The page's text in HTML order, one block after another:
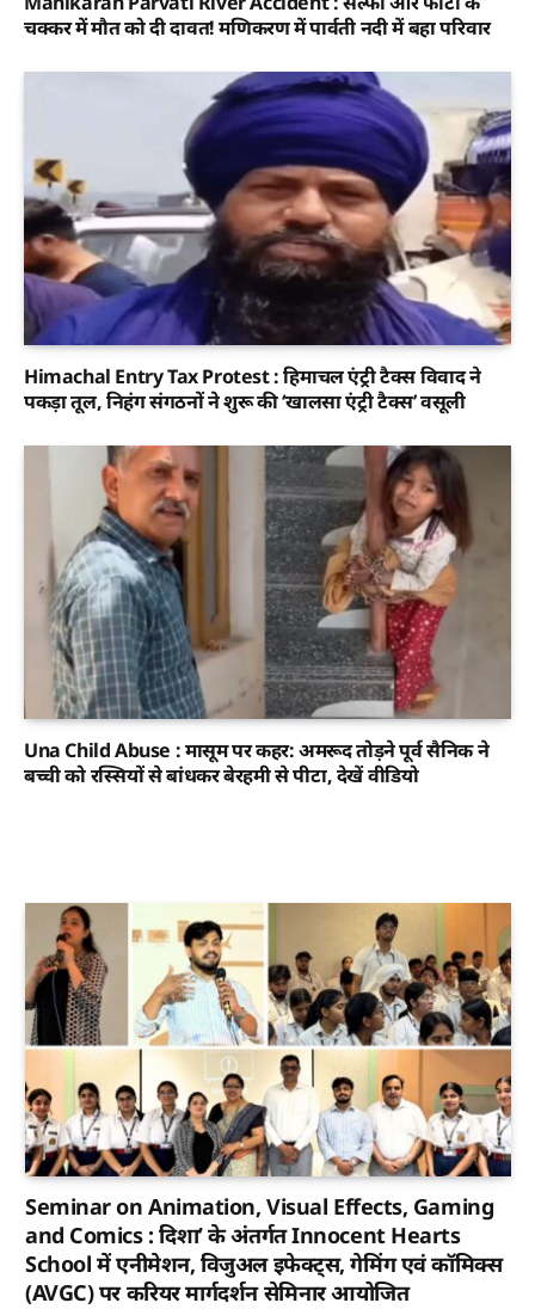
चक्कर में मौत को दी दावत! मणिकरण में पार्वती नदी में बहा परिवार
Himachal Entry Tax Protest : हिमाचल एंट्री टैक्स विवाद ने
पकड़ा तूल, निहंग संगठनों ने शुरू की ‘खालसा एंट्री टैक्स’ वसूली
Una Child Abuse : मासूम पर कहर: अमरूद तोड़ने पूर्व सैनिक ने
बच्ची को रस्सियों से बांधकर बेरहमी से पीटा, देखें वीडियो
Seminar on Animation, Visual Effects, Gaming
and Comics : दिशा’ के अंतर्गत Innocent Hearts
School में एनीमेशन, विजुअल इफेक्ट्स, गेमिंग एवं कॉमिक्स
(AVGC) पर करियर मार्गदर्शन सेमिनार आयोजित